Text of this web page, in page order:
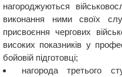
нагороджуються
виконання ними своїх
присвоєння чергових
високих показників у
бойовій підготовці;
нагорода третього